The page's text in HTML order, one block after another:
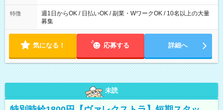
特徴
週1日からOK / 日払いOK / 副業・WワークOK / 10名以上の大量
募集
気になる！ 応募する 詳細へ
未読